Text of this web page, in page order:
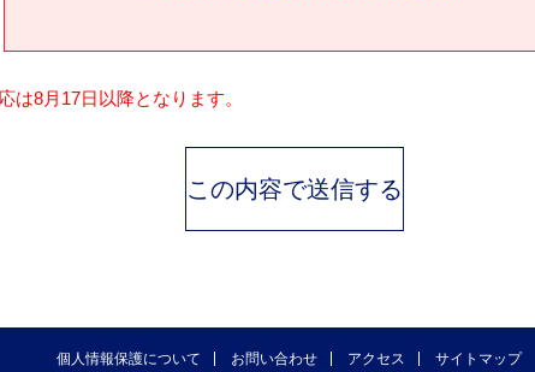
は8月17日以降となります。
個人情報保護について お問い合わせ アクセス サイトマップ